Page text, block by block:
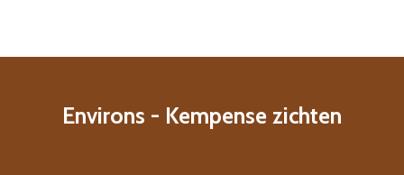
Environs - Kempense zichten